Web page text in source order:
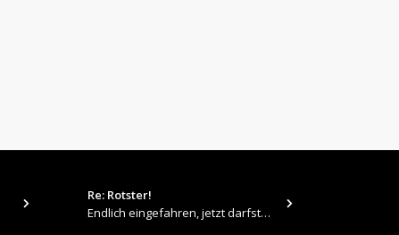
Re: Rotster!
Endlich eingefahren, jetzt darfste Vollgas geben 👍